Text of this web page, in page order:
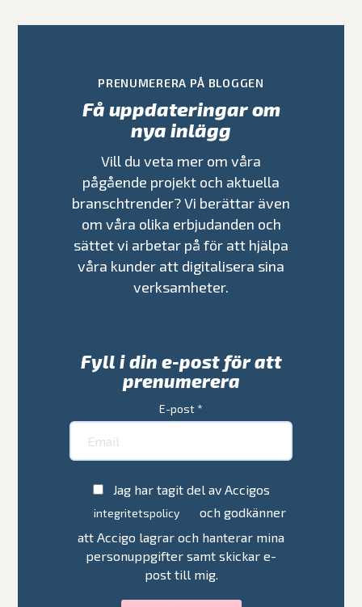
PRENUMERERA PÅ BLOGGEN
Få uppdateringar om
nya inlägg
Vill du veta mer om våra
pågående projekt och aktuella
branschtrender? Vi berättar även
om våra olika erbjudanden och
sättet vi arbetar på för att hjälpa
våra kunder att digitalisera sina
verksamheter.
Fyll i din e-post för att
prenumerera
E-post *
Jag har tagit del av Accigos
integritetspolicy
och godkänner
att Accigo lagrar och hanterar mina
personuppgifter samt skickar e-
post till mig.